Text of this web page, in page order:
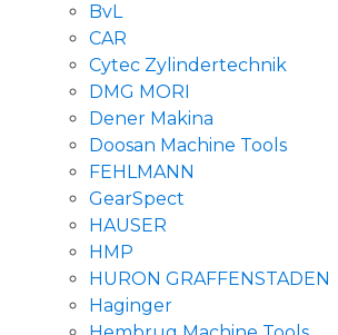
BvL
CAR
Cytec Zylindertechnik
DMG MORI
Dener Makina
Doosan Machine Tools
FEHLMANN
GearSpect
HAUSER
HMP
HURON GRAFFENSTADEN
Haginger